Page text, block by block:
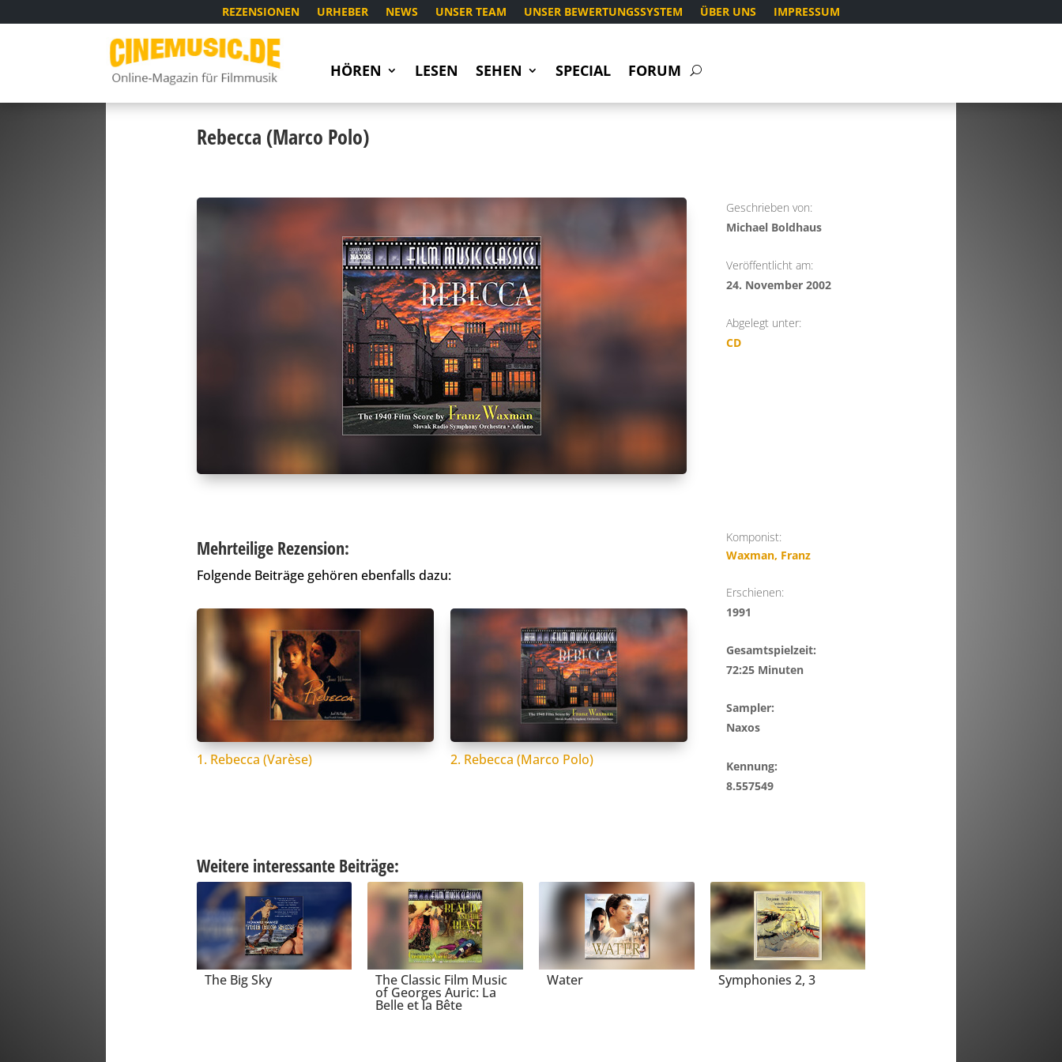
REZENSIONEN URHEBER NEWS UNSER TEAM UNSER BEWERTUNGSSYSTEM ÜBER UNS IMPRESSUM
HÖREN LESEN SEHEN SPECIAL FORUM
Rebecca (Marco Polo)
Geschrieben von:
Michael Boldhaus
Veröffentlicht am:
24. November 2002
Abgelegt unter:
CD
Mehrteilige Rezension:
Folgende Beiträge gehören ebenfalls dazu:
1. Rebecca (Varèse) 2. Rebecca (Marco Polo)
Komponist:
Waxman, Franz
Erschienen:
1991
Gesamtspielzeit:
72:25 Minuten
Sampler:
Naxos
Kennung:
8.557549
Weitere interessante Beiträge:
The Big Sky The Classic Film Music
of Georges Auric: La
Belle et la Bête
Water Symphonies 2, 3